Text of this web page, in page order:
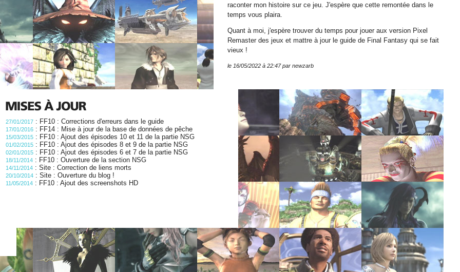
raconter mon histoire sur ce jeu. J'espère que cette remontée dans le
temps vous plaira.
Quant à moi, j'espère trouver du temps pour jouer aux version Pixel
Remaster des jeux et mattre à jour le guide de Final Fantasy qui se fait
vieux !
le 16/05/2022 à 22:47par newzarb
27/01/2017 : FF10 : Corrections d'erreurs dans le guide
17/01/2016 : FF14 : Mise à jour de la base de données de pêche
15/03/2015 : FF10 : Ajout des épisodes 10 et 11 de la partie NSG
01/02/2015 : FF10 : Ajout des épisodes 8 et 9 de la partie NSG
02/01/2015 : FF10 : Ajout des épisodes 6 et 7 de la partie NSG
18/11/2014 : FF10 : Ouverture de la section NSG
14/11/2014 : Site : Correction de liens morts
20/10/2014 : Site : Ouverture du blog !
11/05/2014 : FF10 : Ajout des screenshots HD